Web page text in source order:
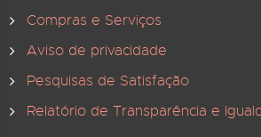
Compras e Serviços
Aviso de privacidade
Pesquisas de Satisfação
Relatório de Transparência e